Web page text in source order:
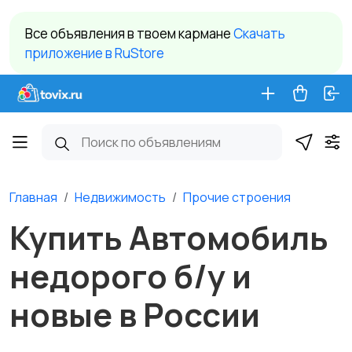
Все объявления в твоем карманеCкачать
приложение в RuStore
Главная Недвижимость Прочие строения
Купить Автомобиль
недорого б/у и
новые в России